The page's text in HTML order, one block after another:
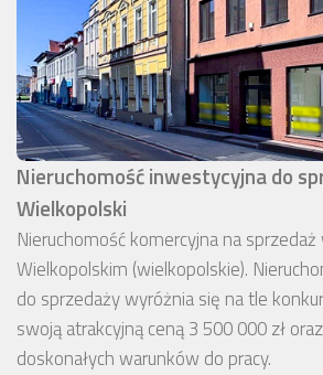
Nieruchomość inwestycyjna do
Wielkopolski
Nieruchomość komercyjna na
Wielkopolskim (wielkopolskie).
do sprzedaży wyróżnia się na tle
swoją atrakcyjną ceną 3 500 000 zł
doskonałych warunków do pracy.